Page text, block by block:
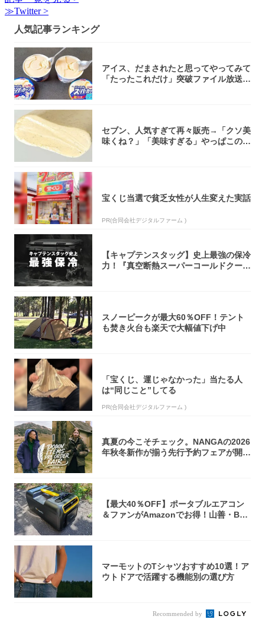
≫Twitter >
人気記事ランキング
アイス、だまされたと思ってやってみて
「たったこれだけ」突破ファイル放送で
セブン、人気すぎて再々販売→「クソ美
味くね？」「美味すぎる」やっぱこのク
宝くじ当選で貧乏女性が人生変えた実話
PR(合同会社デジタルファーム )
【キャプテンスタッグ】史上最強の保冷
力！『真空断熱スーパーコールドクーラ
スノーピークが最大60％OFF！テント
も焚き火台も楽天で大幅値下げ中
「宝くじ、運じゃなかった」当たる人
は“同じこと”してる
PR(合同会社デジタルファーム )
真夏の今こそチェック。NANGAの2026
年秋冬新作が揃う先行予約フェアが開催
【最大40％OFF】ポータブルエアコン
＆ファンがAmazonでお得！山善・Bo
マーモットのTシャツおすすめ10選！ア
ウトドアで活躍する機能別の選び方
Recommended by